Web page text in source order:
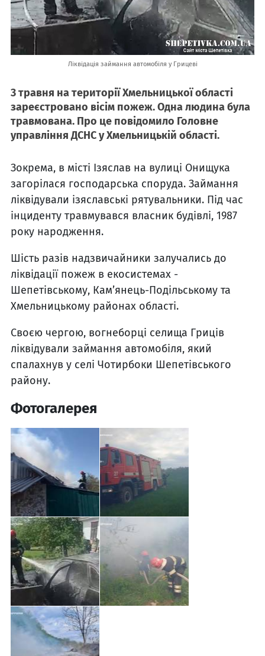
Ліквідація займання автомобіля у Грицеві
3 травня на території Хмельницької області
зареєстровано вісім пожеж.Одна людина була
травмована. Про це повідомило Головне
управління ДСНС у Хмельницькій області.
Зокрема, в місті Ізяслав на вулиці Онищука
загорілася господарська споруда. Займання
ліквідували ізяславські рятувальники. Під час
інциденту травмувався власник будівлі, 1987
року народження.
Шість разів надзвичайники залучались до
ліквідації пожеж в екосистемах -
Шепетівському, Кам’янець-Подільському та
Хмельницькому районах області.
Своєю чергою, вогнеборці селища Гриців
ліквідували займання автомобіля, який
спалахнув у селі Чотирбоки Шепетівського
району.
Фотогалерея